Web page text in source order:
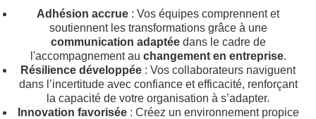
Adhésion accrue : Vos équipes comprennent et
soutiennent les transformations grâce à une
communication adaptéedans le cadre de
l'accompagnement au changement en entreprise.
Résilience développée : Vos collaborateurs naviguent
dans l’incertitude avec confiance et efficacité, renforçant
la capacité de votre organisation à s’adapter.
Innovation favorisée: Créez un environnement propice